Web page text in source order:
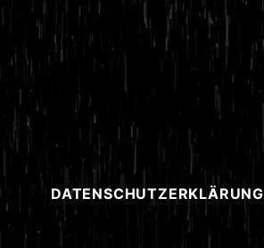
DATENSCHUTZERKLÄRUNG